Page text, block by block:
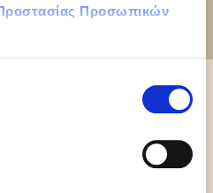
Προστασίας Προσωπικών
VANILLA